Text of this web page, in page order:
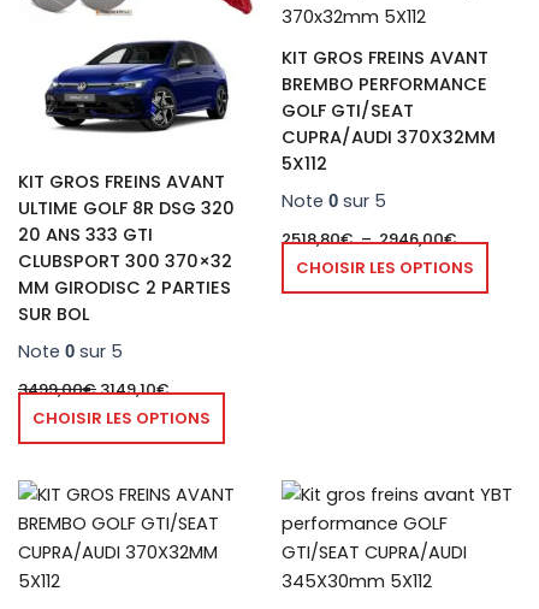
KIT GROS FREINS AVANT
ULTIME GOLF 8R DSG 320
20 ANS 333 GTI
CLUBSPORT 300 370×32
MM GIRODISC 2 PARTIES
SUR BOL
Note 0 sur 5
3499,00€3149,10€
CHOISIR LES OPTIONS
plusieurs
Les
options
peuvent
sur
page
KIT GROS FREINS AVANT
BREMBO PERFORMANCE
GOLF GTI/SEAT
CUPRA/AUDI 370X32MM
5X112
Note 0 sur 5
2518,80€–2946,00€
CHOISIR LES OPTIONS
la
Plage
prix :
2038,80€
Ce
produit
plusieurs
Plage
1632,00€
Plage
1468,80€
Ce